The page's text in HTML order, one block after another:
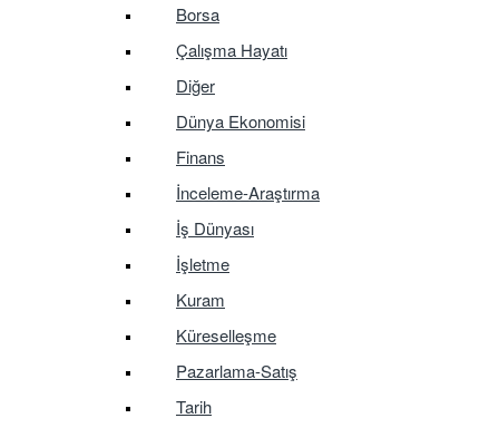
Borsa
Çalışma Hayatı
Diğer
Dünya Ekonomisi
Finans
İnceleme-Araştırma
İş Dünyası
İşletme
Kuram
Küreselleşme
Pazarlama-Satış
Tarih